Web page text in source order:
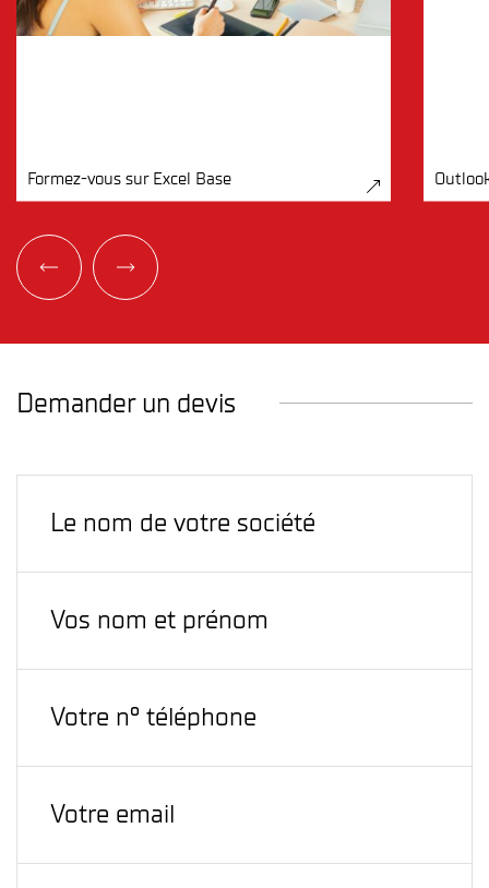
Visuelles • Sonores
Mode présentateur
Formez-vous sur Excel Base
Demander un devis